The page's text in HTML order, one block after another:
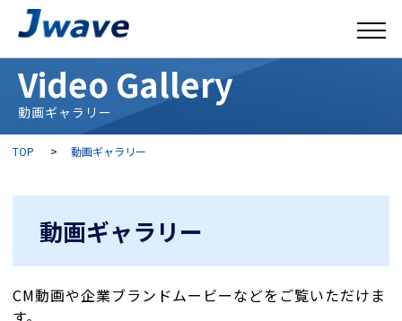
Video Gallery
動画ギャラリー
TOP > 動画ギャラリー
動画ギャラリー
CM動画や企業ブランドムービーなどをご覧いただけま
す。